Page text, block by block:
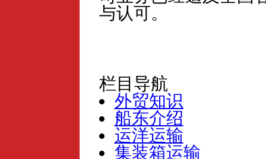
与认可。
栏目导航
外贸知识
船东介绍
运洋运输
集装箱运输